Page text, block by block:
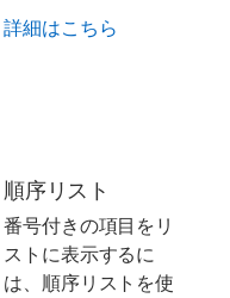
詳細はこちら
順序リスト
番号付きの項目をリ
ストに表示するに
は、順序リストを使